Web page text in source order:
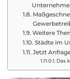
Weitere
Städte im
Jetzt
Das